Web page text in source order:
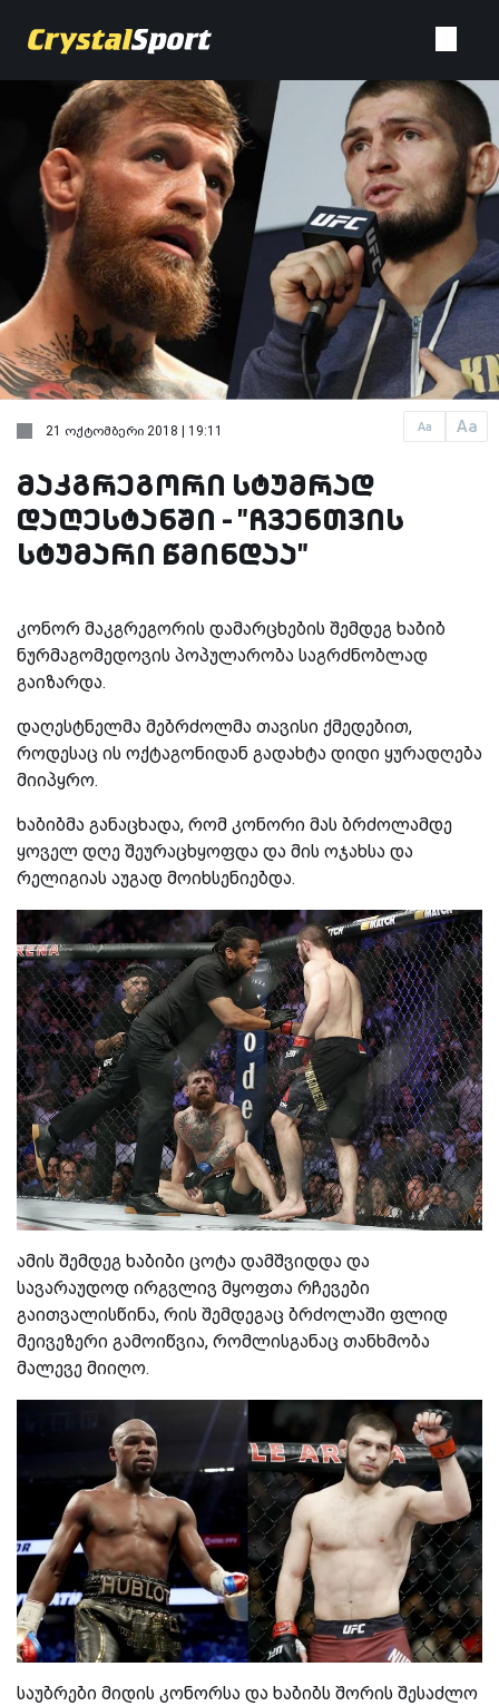
Aa Aa
21 ოქტომბერი 2018 | 19:11
მაკგრეგორი სტუმრად
დაღესტანში - "ჩვენთვის
სტუმარი წმინდაა"
კონორ მაკგრეგორის დამარცხების შემდეგ ხაბიბ
ნურმაგომედოვის პოპულარობა საგრძნობლად
გაიზარდა.
დაღესტნელმა მებრძოლმა თავისი ქმედებით,
როდესაც ის ოქტაგონიდან გადახტა დიდი ყურადღება
მიიპყრო.
ხაბიბმა განაცხადა, რომ კონორი მას ბრძოლამდე
ყოველ დღე შეურაცხყოფდა და მის ოჯახსა და
რელიგიას აუგად მოიხსენიებდა.
ამის შემდეგ ხაბიბი ცოტა დამშვიდდა და
სავარაუდოდ ირგვლივ მყოფთა რჩევები
გაითვალისწინა, რის შემდეგაც ბრძოლაში ფლიდ
მეივეზერი გამოიწვია, რომლისგანაც თანხმობა
მალევე მიიღო.
საუბრები მიდის კონორსა და ხაბიბს შორის შესაძლო